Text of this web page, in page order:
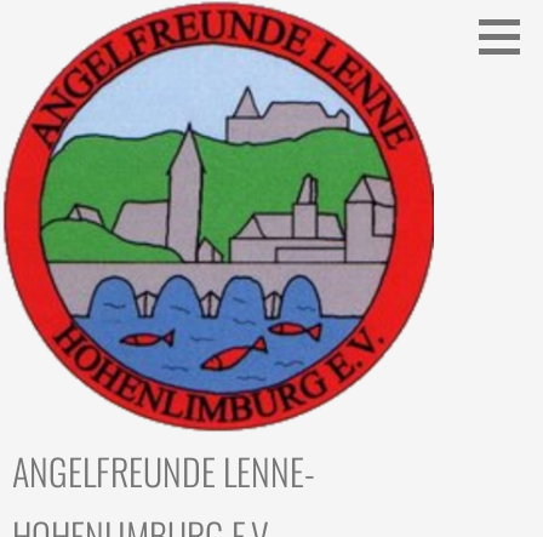
springen
ANGELFREUNDE LENNE-